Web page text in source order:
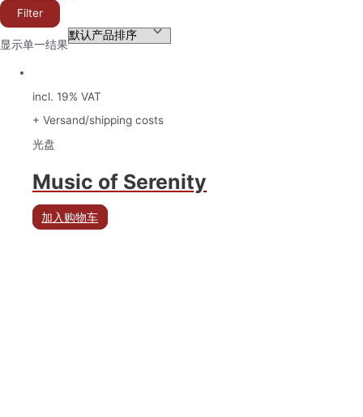
Filter
显示单一结果
incl. 19% VAT
+ Versand/shipping costs
光盘
Music of Serenity
加入购物车